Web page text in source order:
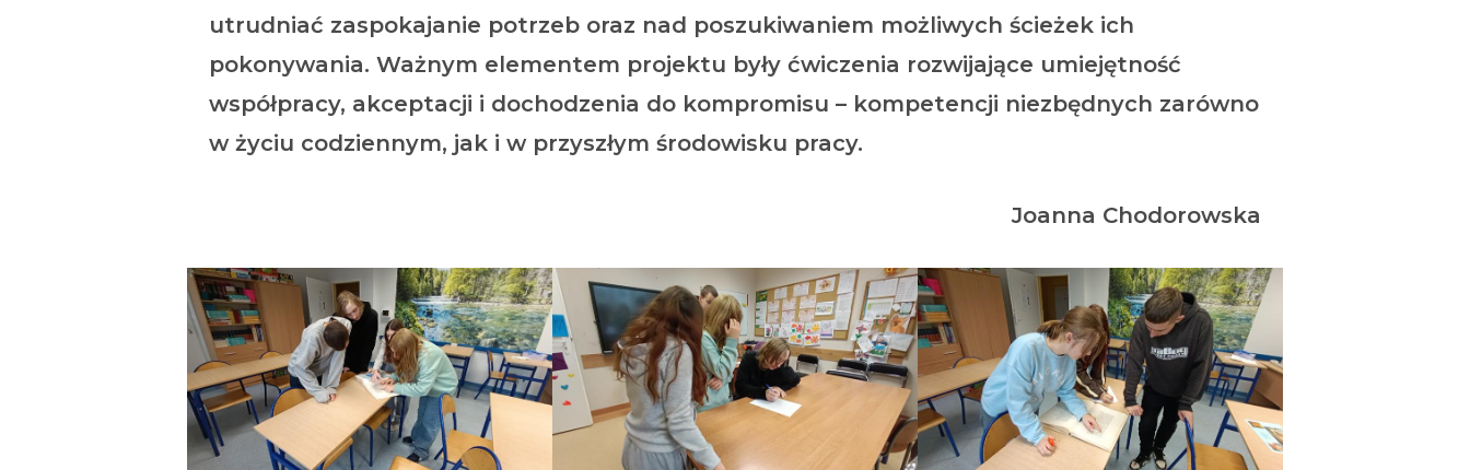
utrudniać zaspokajanie potrzeb oraz nad poszukiwaniem możliwych ścieżek ich
pokonywania. Ważnym elementem projektu były ćwiczenia rozwijające umiejętność
współpracy, akceptacji i dochodzenia do kompromisu – kompetencji niezbędnych zarówno
w życiu codziennym, jak i w przyszłym środowisku pracy.
Joanna Chodorowska